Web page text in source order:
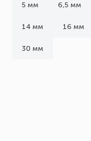
5 мм 6,5 мм
14 мм 16 мм
30 мм